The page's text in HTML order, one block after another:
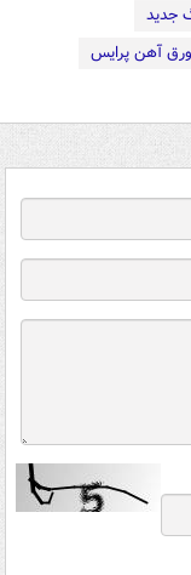
جدید
آهن پرایس